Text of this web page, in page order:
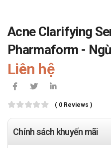
Acne Clarifying
Pharmaform -
Liên hệ
( 0 Reviews )
Chính sách khuyến mãi